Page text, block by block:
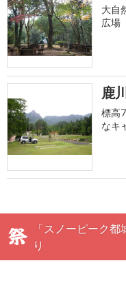
大自
広場
鹿
標高
なキ
「スノーピーク
り